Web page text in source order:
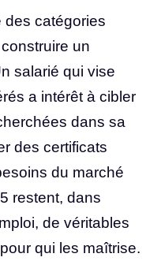
des catégories
un
salarié qui vise
a intérêt à cibler
dans sa
des certificats
du marché
restent, dans
de véritables
qui les maîtrise.